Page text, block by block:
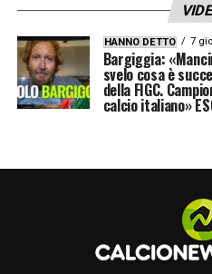
HANNO DETTO 7
Bargiggia:
svelo cosa è
della FIGC.
calcio italiano»